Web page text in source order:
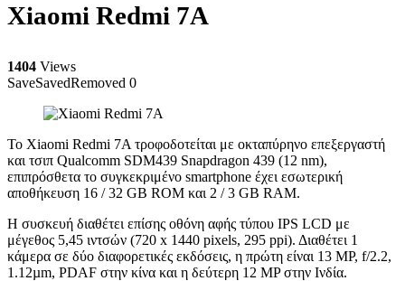
Xiaomi Redmi 7A
1404 Views
SaveSavedRemoved 0
Το Xiaomi Redmi 7A τροφοδοτείται με οκταπύρηνο επεξεργαστή
και τσιπ Qualcomm SDM439 Snapdragon 439 (12 nm),
επιπρόσθετα το συγκεκριμένο smartphone έχει εσωτερική
αποθήκευση 16 / 32 GB ROM και 2 / 3 GB RAM.
Η συσκευή διαθέτει επίσης οθόνη αφής τύπου IPS LCD με
μέγεθος 5,45 ιντσών (720 x 1440 pixels, 295 ppi). Διαθέτει 1
κάμερα σε δύο διαφορετικές εκδόσεις, η πρώτη είναι 13 MP, f/2.2,
1.12µm, PDAF στην κίνα και η δεύτερη 12 MP στην Ινδία.